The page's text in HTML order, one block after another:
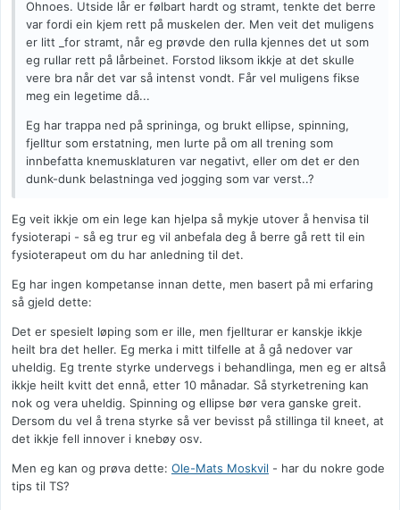
Ohnoes. Utside lår er følbart hardt og stramt, tenkte det berre
var fordi ein kjem rett på muskelen der. Men veit det muligens
er litt _for stramt, når eg prøvde den rulla kjennes det ut som
eg rullar rett på lårbeinet. Forstod liksom ikkje at det skulle
vere bra når det var så intenst vondt. Får vel muligens fikse
meg ein legetime då...
Eg har trappa ned på sprininga, og brukt ellipse, spinning,
fjelltur som erstatning, men lurte på om all trening som
innbefatta knemusklaturen var negativt, eller om det er den
dunk-dunk belastninga ved jogging som var verst..?
Eg veit ikkje om ein lege kan hjelpa så mykje utover å henvisa til
fysioterapi - så eg trur eg vil anbefala deg å berre gå rett til ein
fysioterapeut om du har anledning til det.
Eg har ingen kompetanse innan dette, men basert på mi erfaring
så gjeld dette:
Det er spesielt løping som er ille, men fjellturar er kanskje ikkje
heilt bra det heller. Eg merka i mitt tilfelle at å gå nedover var
uheldig. Eg trente styrke undervegs i behandlinga, men eg er altså
ikkje heilt kvitt det ennå, etter 10 månadar. Så styrketrening kan
nok og vera uheldig. Spinning og ellipse bør vera ganske greit.
Dersom du vel å trena styrke så ver bevisst på stillinga til kneet, at
det ikkje fell innover i knebøy osv.
Men eg kan og prøva dette: Ole-Mats Moskvil - har du nokre gode
tips til TS?